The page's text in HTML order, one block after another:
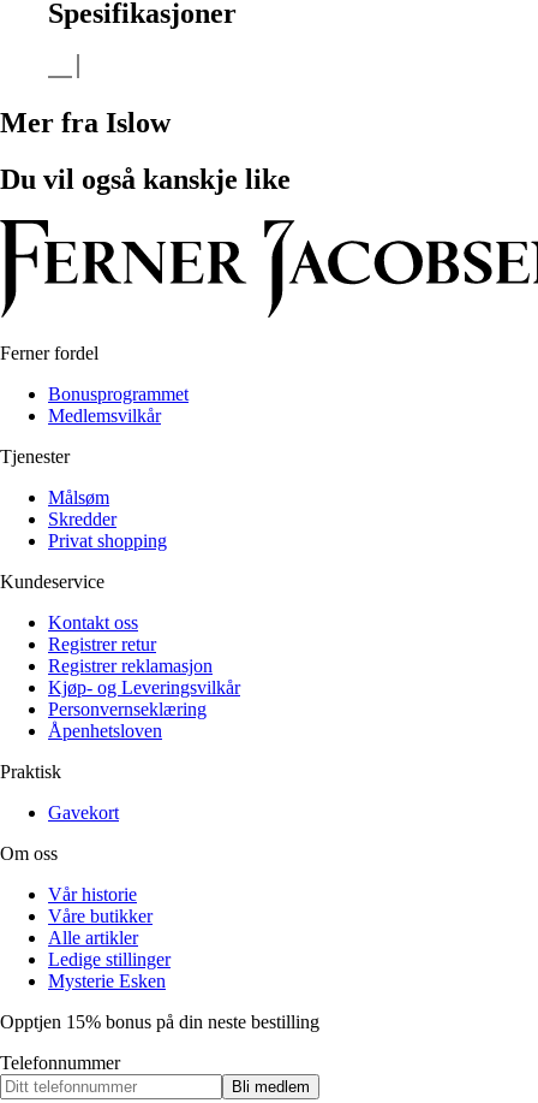
Spesifikasjoner
Mer fra Islow
Du vil også kanskje like
Ferner fordel
Bonusprogrammet
Medlemsvilkår
Tjenester
Målsøm
Skredder
Privat shopping
Kundeservice
Kontakt oss
Registrer retur
Registrer reklamasjon
Kjøp- og Leveringsvilkår
Personvernseklæring
Åpenhetsloven
Praktisk
Gavekort
Om oss
Vår historie
Våre butikker
Alle artikler
Ledige stillinger
Mysterie Esken
Opptjen 15% bonus på din neste bestilling
Telefonnummer
Bli medlem